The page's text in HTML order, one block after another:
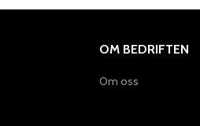
OM BEDRIFTEN
Om oss